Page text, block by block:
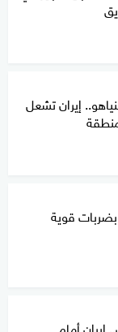
إيران تشعل
بضربات قوية
أمام